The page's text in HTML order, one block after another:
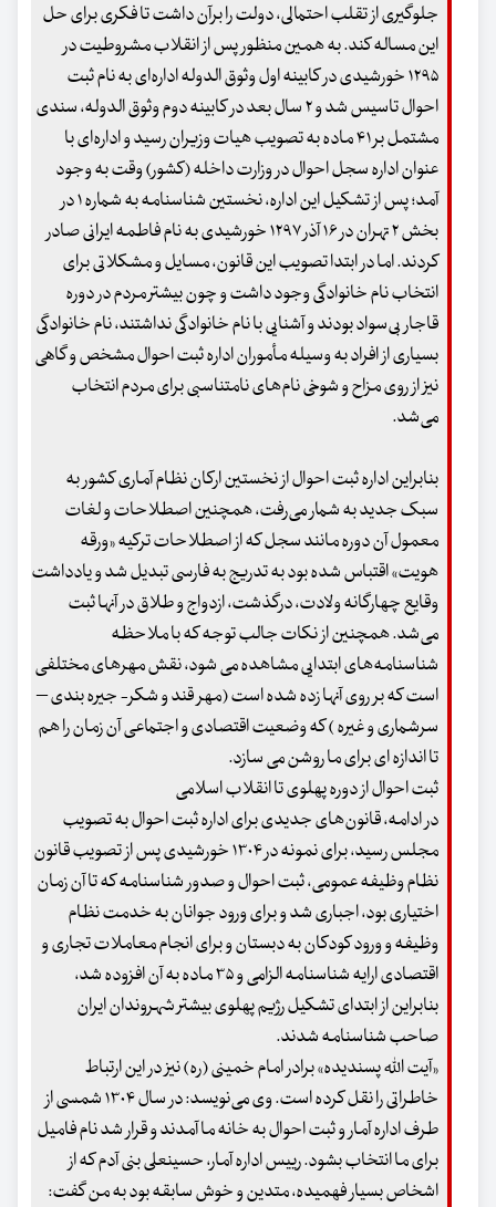
جلوگیری از تقلب احتمالی، دولت را برآن داشت تا فکری برای حل
این مساله کند. به همین منظور پس از انقلاب مشروطیت در
۱۲۹۵ خورشیدی در کابینه اول وثوق الدوله اداره‌ای به نام ثبت
احوال تاسیس شد و ۲ سال بعد در کابینه دوم وثوق الدوله، سندی
مشتمل بر ۴۱ ماده به تصویب هیات وزیران رسید و اداره‌ای با
عنوان اداره سجل احوال در وزارت داخله (کشور) وقت به وجود
آمد؛ پس از تشکیل این اداره، نخستین شناسنامه به شماره ۱ در
بخش ۲ تهران در ۱۶ آذر ۱۲۹۷ خورشیدی به نام فاطمه ایرانی صادر
کردند. اما در ابتدا تصویب این قانون، مسایل و مشکلاتی برای
انتخاب نام خانوادگی وجود داشت و چون بیشتر مردم در دوره
قاجار بی‌سواد بودند و آشنایی با نام خانوادگی نداشتند، نام خانوادگی
بسیاری از افراد به وسیله مأموران اداره ثبت احوال مشخص و گاهی
نیز از روی مزاح و شوخی نام‌های نامتناسبی برای مردم انتخاب
می‌شد.
بنابراین اداره ثبت احوال از نخستین ارکان نظام آماری کشور به
سبک جدید به شمار می‌رفت، همچنین اصطلاحات و لغات
معمول آن دوره مانند سجل که از اصطلاحات ترکیه «ورقه
هویت» اقتباس شده بود به تدریج به فارسی تبدیل شد و یادداشت
وقایع چهارگانه ولادت، درگذشت، ازدواج و طلاق در آنها ثبت
می‌شد. همچنین از نکات جالب توجه که با ملاحظه
شناسنامه‌های ابتدایی مشاهده می شود، نقش مهرهای مختلفی
است که بر روی آنها زده شده است (مهر قند و شکر- جیره بندی –
سرشماری و غیره ) که وضعیت اقتصادی و اجتماعی آن زمان را هم
تا اندازه ای برای ما روشن می سازد.
ثبت احوال از دوره پهلوی تا انقلاب اسلامی
در ادامه، قانون‌های جدیدی برای اداره ثبت احوال به تصویب
مجلس رسید، برای نمونه در ۱۳۰۴ خورشیدی پس از تصویب قانون
نظام وظیفه عمومی، ثبت احوال و صدور شناسنامه که تا آن زمان
اختیاری بود، اجباری شد و برای ورود جوانان به خدمت نظام
وظیفه و ورود کودکان به دبستان و برای انجام معاملات تجاری و
اقتصادی ارایه شناسنامه الزامی و ۳۵ ماده به آن افزوده شد،
بنابراین از ابتدای تشکیل رژیم پهلوی بیشتر شهروندان ایران
صاحب شناسنامه شدند.
«آیت الله پسندیده» برادر امام خمینی (ره) نیز در این ارتباط
خاطراتی را نقل کرده است. وی می‌نویسد: در سال ۱۳۰۴ شمسی از
طرف اداره آمار و ثبت احوال به خانه ما آمدند و قرار شد نام فامیل
برای ما انتخاب بشود. رییس اداره آمار، حسینعلی بنی آدم که از
اشخاص بسیار فهمیده، متدین و خوش سابقه بود به من گفت: